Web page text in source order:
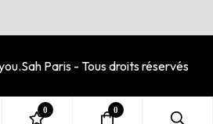
Paris - Tous droits réservés
0 0